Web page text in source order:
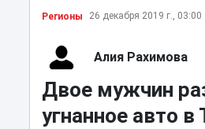
Регионы 26 декабря 2019 г., 03:00
Алия Рахимова
Двое мужчин
угнанное авто в